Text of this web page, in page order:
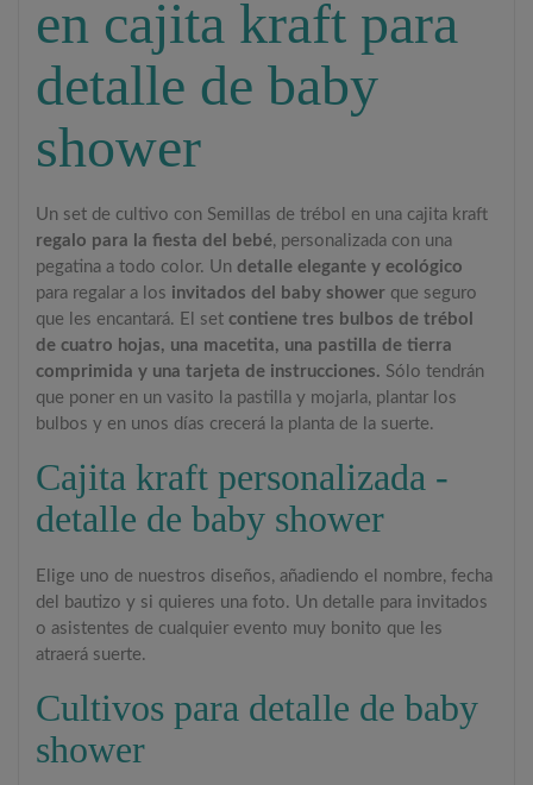
en cajita kraft para
detalle de baby
shower
Un set de cultivo con Semillas de trébol en una cajita kraft
regalo para la fiesta del bebé, personalizada con una
pegatina a todo color. Un detalle elegante y ecológico
para regalar a los invitados del baby shower que seguro
que les encantará. El set contiene tres bulbos de trébol
de cuatro hojas, una macetita, una pastilla de tierra
comprimida y una tarjeta de instrucciones. Sólo tendrán
que poner en un vasito la pastilla y mojarla, plantar los
bulbos y en unos días crecerá la planta de la suerte.
Cajita kraft personalizada -
detalle de baby shower
Elige uno de nuestros diseños, añadiendo el nombre, fecha
del bautizo y si quieres una foto. Un detalle para invitados
o asistentes de cualquier evento muy bonito que les
atraerá suerte.
Cultivos para detalle de baby
shower